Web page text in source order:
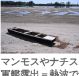
マンモスやナチス